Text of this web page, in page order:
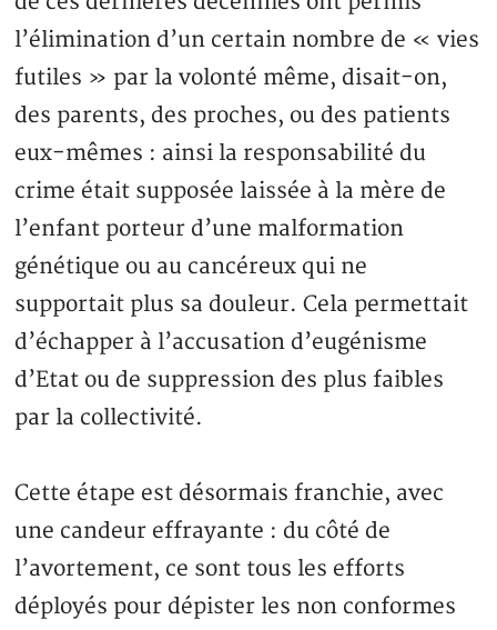
l’élimination d’un certain nombre de « vies
futiles » par la volonté même, disait-on,
des parents, des proches, ou des patients
eux-mêmes : ainsi la responsabilité du
crime était supposée laissée à la mère de
l’enfant porteur d’une malformation
génétique ou au cancéreux qui ne
supportait plus sa douleur. Cela permettait
d’échapper à l’accusation d’eugénisme
d’Etat ou de suppression des plus faibles
par la collectivité.
Cette étape est désormais franchie, avec
une candeur effrayante : du côté de
l’avortement, ce sont tous les efforts
déployés pour dépister les non conformes